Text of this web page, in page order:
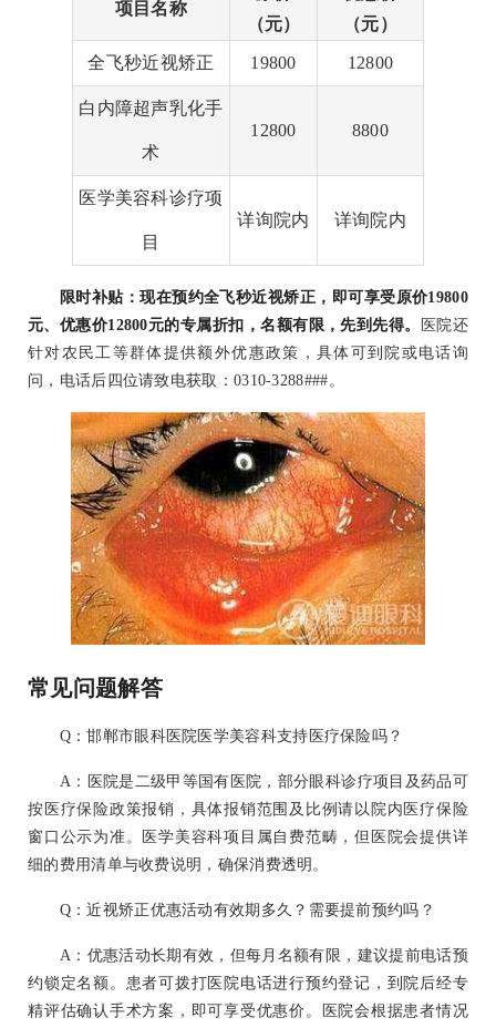
项目名称
（元）
（元）
全飞秒近视矫正 19800 12800
白内障超声乳化手
术
12800 8800
医学美容科诊疗项
目
详询院内 详询院内
限时补贴：现在预约全飞秒近视矫正，即可享受原价19800
元、优惠价12800元的专属折扣，名额有限，先到先得。
医院还
针对农民工等群体提供额外优惠政策，具体可到院或电话询
问，电话后四位请致电获取：0310-3288###。
常见问题解答
Q：邯郸市眼科医院医学美容科支持医疗保险吗？
A：医院是二级甲等国有医院，部分眼科诊疗项目及药品可
按医疗保险政策报销，具体报销范围及比例请以院内医疗保险
窗口公示为准。医学美容科项目属自费范畴，但医院会提供详
细的费用清单与收费说明，确保消费透明。
Q：近视矫正优惠活动有效期多久？需要提前预约吗？
A：优惠活动长期有效，但每月名额有限，建议提前电话预
约锁定名额。患者可拨打医院电话进行预约登记，到院后经专
精评估确认手术方案，即可享受优惠价。医院会根据患者情况